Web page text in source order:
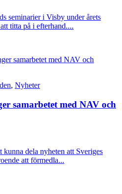
seminarier i Visby under årets
titta på i efterhand....
, Nyheter
samarbetet med NAV och
kunna dela nyheten att Sveriges
att förmedla...